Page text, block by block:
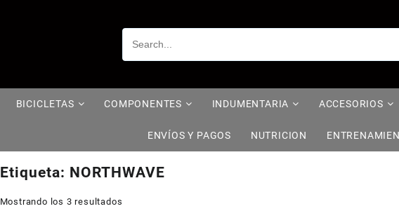
BICICLETAS COMPONENTES INDUMENTARIA ACCESORIOS
ENVÍOS Y PAGOS NUTRICION
Etiqueta: NORTHWAVE
Mostrando los 3 resultados